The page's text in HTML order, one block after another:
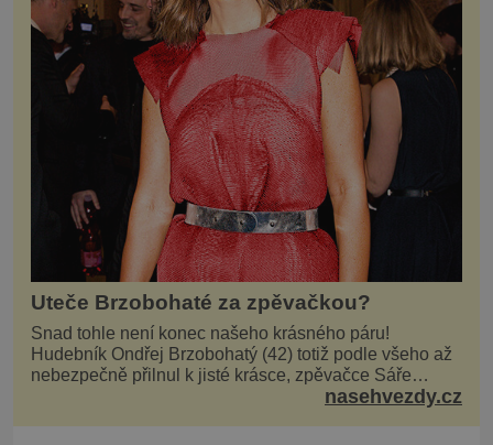
Uteče Brzobohaté za zpěvačkou?
Snad tohle není konec našeho krásného páru!
Hudebník Ondřej Brzobohatý (42) totiž podle všeho až
nebezpečně přilnul k jisté krásce, zpěvačce Sáře
Milfajtové (33), která jednou byla hostem v pořadu
nasehvezdy.cz